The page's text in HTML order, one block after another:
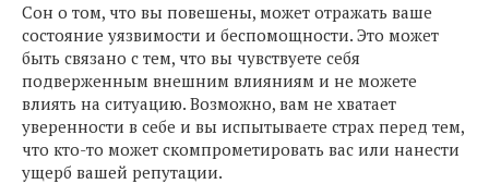
Сон о том, что вы повешены, может отражать ваше
состояние уязвимости и беспомощности. Это может
быть связано с тем, что вы чувствуете себя
подверженным внешним влияниям и не можете
влиять на ситуацию. Возможно, вам не хватает
уверенности в себе и вы испытываете страх перед тем,
что кто-то может скомпрометировать вас или нанести
ущерб вашей репутации.